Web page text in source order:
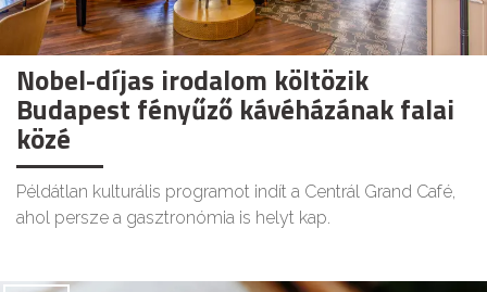
Nobel-díjas irodalom költözik
Budapest fényűző kávéházának falai
közé
Példátlan kulturális programot indít a Centrál Grand Café,
ahol persze a gasztronómia is helyt kap.